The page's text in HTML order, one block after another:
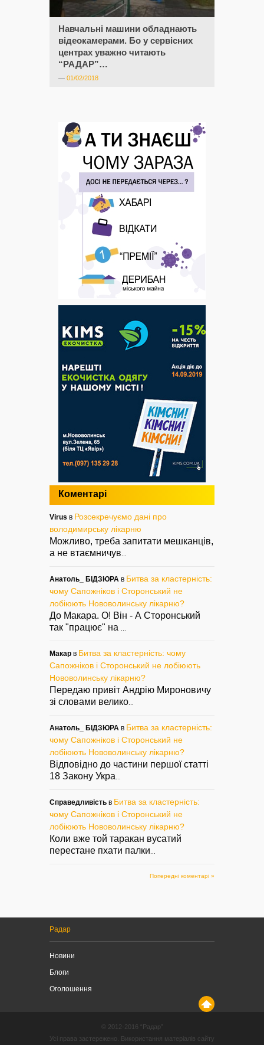
Навчальні машини обладнають
відеокамерами. Бо у сервісних
центрах уважно читають
“РАДАР”…
— 01/02/2018
Коментарі
Virus в Розсекречуємо дані про
володимирську лікарню
Можливо, треба запитати мешканців,
а не втаємничув
Анатоль_ БІДЗЮРА в Битва за кластерність:
чому Сапожніков і Сторонський не
лобіюють Нововолинську лікарню?
До Макара. О! Він - А Сторонський
так "працює" на
Макар в Битва за кластерність: чому
Сапожніков і Сторонський не лобіюють
Нововолинську лікарню?
Передаю привіт Андрію Мироновичу
зі словами велико
Анатоль_ БІДЗЮРА в Битва за кластерність:
чому Сапожніков і Сторонський не
лобіюють Нововолинську лікарню?
Відповідно до частини першої статті
18 Закону Укра
Справедливість в Битва за кластерність:
чому Сапожніков і Сторонський не
лобіюють Нововолинську лікарню?
Коли вже той таракан вусатий
перестане пхати палки
Попередні коментарі »
Радар
Новини
Блоги
Оголошення
© 2012-2016 “Радар”
Усі права застережено. Використання матеріалів сайту